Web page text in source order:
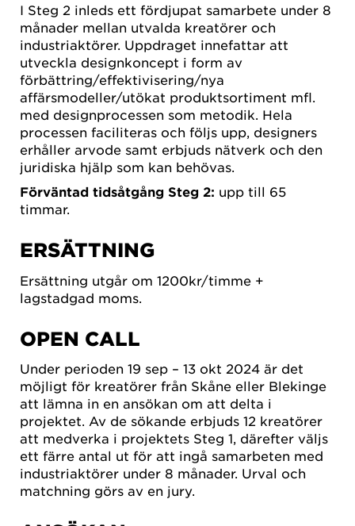
I Steg 2 inleds ett fördjupat samarbete under 8
månader mellan utvalda kreatörer och
industriaktörer. Uppdraget innefattar att
utveckla designkoncept i form av
förbättring/effektivisering/nya
affärsmodeller/utökat produktsortiment mfl.
med designprocessen som metodik. Hela
processen faciliteras och följs upp, designers
erhåller arvode samt erbjuds nätverk och den
juridiska hjälp som kan behövas.
Förväntad tidsåtgång Steg 2: upp till 65
timmar.
ERSÄTTNING
Ersättning utgår om 1200kr/timme +
lagstadgad moms.
OPEN CALL
Under perioden 19 sep – 13 okt 2024 är det
möjligt för kreatörer från Skåne eller Blekinge
att lämna in en ansökan om att delta i
projektet. Av de sökande erbjuds 12 kreatörer
att medverka i projektets Steg 1, därefter väljs
ett färre antal ut för att ingå samarbeten med
industriaktörer under 8 månader. Urval och
matchning görs av en jury.